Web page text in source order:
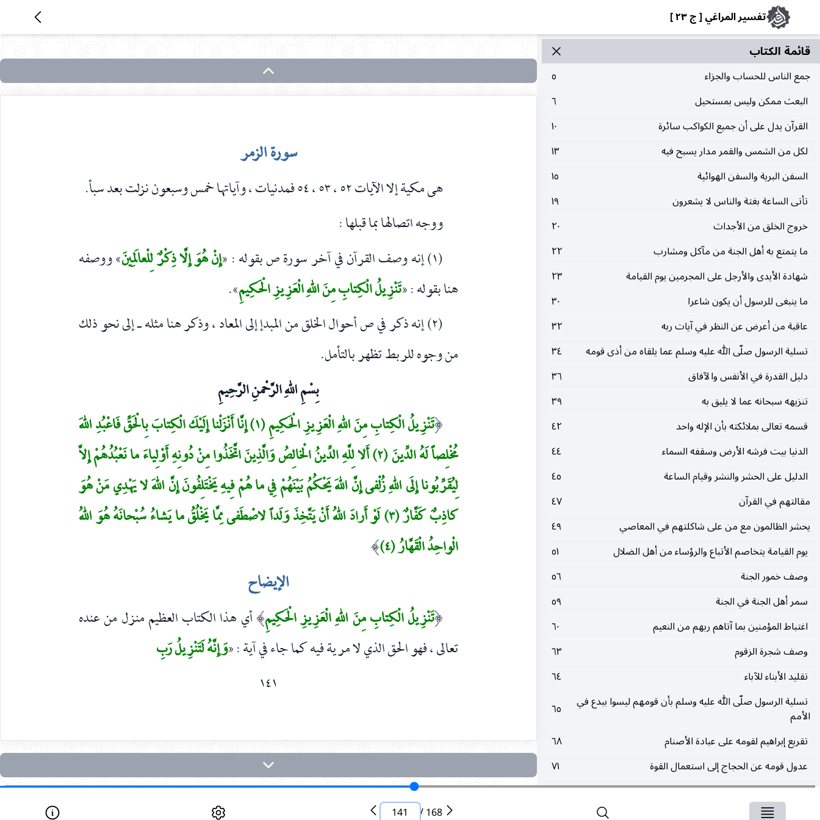
تفسير المراغي [ ج ٢٣ ]
قائمة الکتاب
جمع الناس للحساب والجزاء
٥
البعث ممكن وليس بمستحيل
٦
القرآن يدل على أن جميع الكواكب سائرة
١٠
لكل من الشمس والقمر مدار يسبح فيه
١٣
السفن البرية والسفن الهوائية
١٥
تأتى الساعة بغتة والناس لا يشعرون
١٩
خروج الخلق من الأجداث
٢٠
ما يتمتع به أهل الجنة من مآكل ومشارب
٢٢
شهادة الأيدى والأرجل على المجرمين يوم القيامة
٢٣
ما ينبغى للرسول أن يكون شاعرا
٣٠
عاقبة من أعرض عن النظر في آيات ربه
٣٢
تسلية الرسول صلّى الله عليه وسلم عما يلقاه من أذى قومه
٣٤
دليل القدرة في الأنفس والآفاق
٣٦
تنزيهه سبحانه عما لا يليق به
٣٩
قسمه تعالى بملائكته بأن الإله واحد
٤٢
الدنيا بيت فرشه الأرض وسقفه السماء
٤٤
الدليل على الحشر والنشر وقيام الساعة
٤٥
مقالتهم في القرآن
٤٧
يحشر الظالمون مع من على شاكلتهم في المعاصي
٤٩
يوم القيامة يتخاصم الأتباع والرؤساء من أهل الضلال
٥١
وصف خمور الجنة
٥٦
سمر أهل الجنة في الجنة
٥٩
اغتباط المؤمنين بما آتاهم ربهم من النعيم
٦٠
وصف شجرة الزقوم
٦٣
تقليد الأبناء للآباء
٦٤
تسلية الرسول صلّى الله عليه وسلم بأن قومهم ليسوا ببدع في
الأمم
٦٥
تقريع إبراهيم لقومه على عبادة الأصنام
٦٨
عدول قومه عن الحجاج إلى استعمال القوة
٧١
طاعة إسماعيل لأبيه في ذبحه تنفيذا للرؤيا
٧٣
البحث
البحث
في
سورة الزمر
هى مكية إلا الآيات ٥٢ ، ٥٣ ، ٥٤ فمدنيات ، وآياتها خمس وسبعون نزلت بعد سبأ.
ووجه اتصالها بما قبلها :
(١) إنه وصف القرآن في آخر سورة ص بقوله : «
إِنْ هُوَ إِلَّا ذِكْرٌ لِلْعالَمِينَ» ووصفه
هنا بقوله : «تَنْزِيلُ الْكِتابِ مِنَ اللهِ الْعَزِيزِ الْحَكِيمِ».
(٢) إنه ذكر في ص أحوال الخلق من المبدإ إلى المعاد ، وذكر هنا مثله ـ إلى نحو ذلك
من وجوه للربط تظهر بالتأمل.
بِسْمِ اللهِ الرَّحْمنِ الرَّحِيمِ
(
تَنْزِيلُ الْكِتابِ مِنَ اللهِ الْعَزِيزِ الْحَكِيمِ (١) إِنَّا أَنْزَلْنا إِلَيْكَ الْكِتابَ بِالْحَقِّ فَاعْبُدِ اللهَ
مُخْلِصاً لَهُ الدِّينَ (٢) أَلا لِلَّهِ الدِّينُ الْخالِصُ وَالَّذِينَ اتَّخَذُوا مِنْ دُونِهِ أَوْلِياءَ ما نَعْبُدُهُمْ إِلاَّ
لِيُقَرِّبُونا إِلَى اللهِ زُلْفى إِنَّ اللهَ يَحْكُمُ بَيْنَهُمْ فِي ما هُمْ فِيهِ يَخْتَلِفُونَ إِنَّ اللهَ لا يَهْدِي مَنْ هُوَ
كاذِبٌ كَفَّارٌ (٣) لَوْ أَرادَ اللهُ أَنْ يَتَّخِذَ وَلَداً لاصْطَفى مِمَّا يَخْلُقُ ما يَشاءُ سُبْحانَهُ هُوَ اللهُ
الْواحِدُ الْقَهَّارُ (٤)
)
الإيضاح
(تَنْزِيلُ الْكِتابِ مِنَ اللهِ الْعَزِيزِ الْحَكِيمِ) أي هذا الكتاب العظيم منزل من عنده
تعالى ، فهو الحق الذي لا مرية فيه كما جاء في آية : «وَإِنَّهُ لَتَنْزِيلُ رَبِ
١٤١
168
/
141